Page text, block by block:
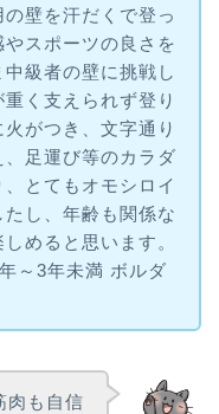
壁を汗だくで登っ
スポーツの良さを
級者の壁に挑戦し
く支えられず登り
がつき、文字通り
足運び等のカラダ
とてもオモシロイ
し、年齢も関係な
めると思います。
～3年未満 ボルダ
肉も自信